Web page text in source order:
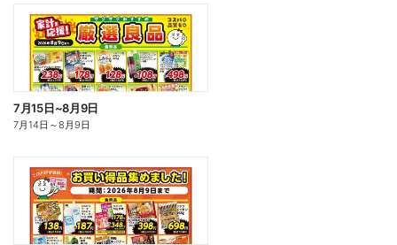
7月15日~8月9日
7月14日 ～8月9日